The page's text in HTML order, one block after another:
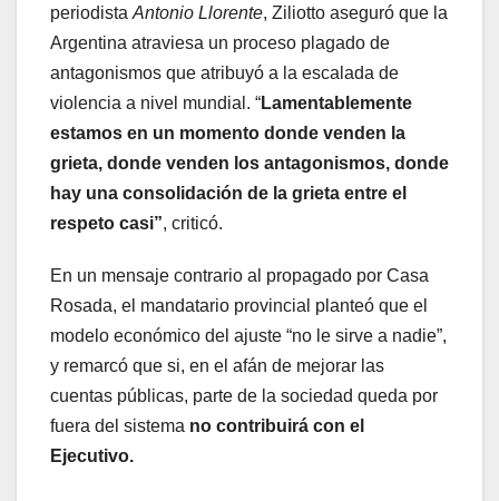
periodista Antonio Llorente, Ziliotto aseguró que la
Argentina atraviesa un proceso plagado de
antagonismos que atribuyó a la escalada de
violencia a nivel mundial. “Lamentablemente
estamos en un momento donde venden la
grieta, donde venden los antagonismos, donde
hay una consolidación de la grieta entre el
respeto casi”, criticó.
En un mensaje contrario al propagado por Casa
Rosada, el mandatario provincial planteó que el
modelo económico del ajuste “no le sirve a nadie”,
y remarcó que si, en el afán de mejorar las
cuentas públicas, parte de la sociedad queda por
fuera del sistema no contribuirá con el
Ejecutivo.